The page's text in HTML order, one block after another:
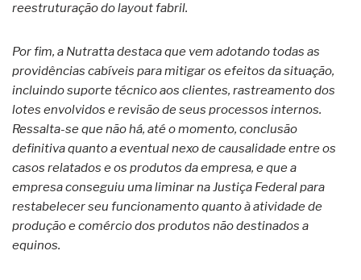
reestruturação do layout fabril.
Por fim, a Nutratta destaca que vem adotando todas as
providências cabíveis para mitigar os efeitos da situação,
incluindo suporte técnico aos clientes, rastreamento dos
lotes envolvidos e revisão de seus processos internos.
Ressalta-se que não há, até o momento, conclusão
definitiva quanto a eventual nexo de causalidade entre os
casos relatados e os produtos da empresa, e que a
empresa conseguiu uma liminar na Justiça Federal para
restabelecer seu funcionamento quanto à atividade de
produção e comércio dos produtos não destinados a
equinos.